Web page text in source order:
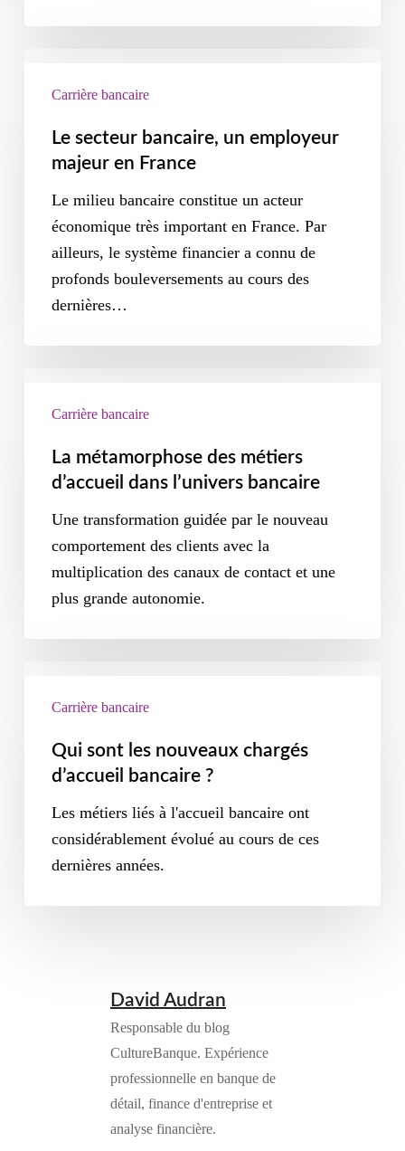
Carrière bancaire
Le secteur bancaire, un employeur
majeur en France
Le milieu bancaire constitue un acteur
économique très important en France. Par
ailleurs, le système financier a connu de
profonds bouleversements au cours des
dernières…
Carrière bancaire
La métamorphose des métiers
d’accueil dans l’univers bancaire
Une transformation guidée par le nouveau
comportement des clients avec la
multiplication des canaux de contact et une
plus grande autonomie.
Carrière bancaire
Qui sont les nouveaux chargés
d’accueil bancaire ?
Les métiers liés à l'accueil bancaire ont
considérablement évolué au cours de ces
dernières années.
David Audran
Responsable du blog
CultureBanque. Expérience
professionnelle en banque de
détail, finance d'entreprise et
analyse financière.